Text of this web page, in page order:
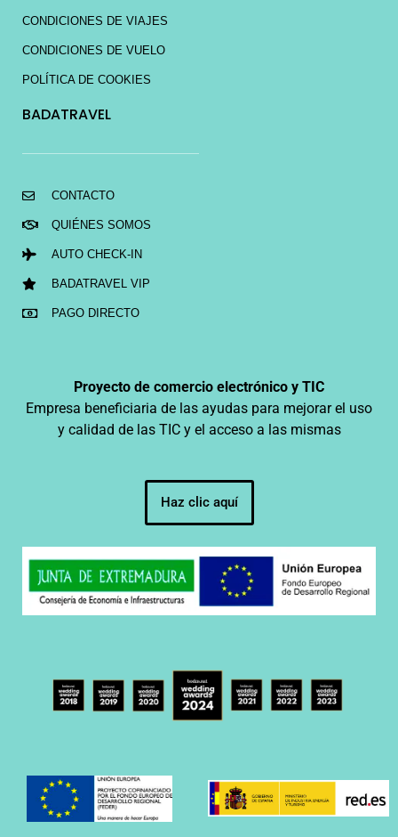
CONDICIONES DE VIAJES
CONDICIONES DE VUELO
POLÍTICA DE COOKIES
BADATRAVEL
CONTACTO
QUIÉNES SOMOS
AUTO CHECK-IN
BADATRAVEL VIP
PAGO DIRECTO
Proyecto de comercio electrónico y TIC
Empresa beneficiaria de las ayudas para mejorar el uso
y calidad de las TIC y el acceso a las mismas
Haz clic aquí